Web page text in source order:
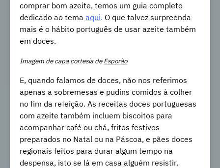
comprar bom azeite, temos um guia completo
dedicado ao tema aqui. O que talvez surpreenda
mais é o hábito português de usar azeite também
em doces.
Imagem de capa cortesia deEsporão
E, quando falamos de doces, não nos referimos
apenas a sobremesas e pudins comidos à colher
no fim da refeição. As receitas doces portuguesas
com azeite também incluem biscoitos para
acompanhar café ou chá, fritos festivos
preparados no Natal ou na Páscoa, e pães doces
regionais feitos para durar algum tempo na
despensa, isto se lá em casa alguém resistir.